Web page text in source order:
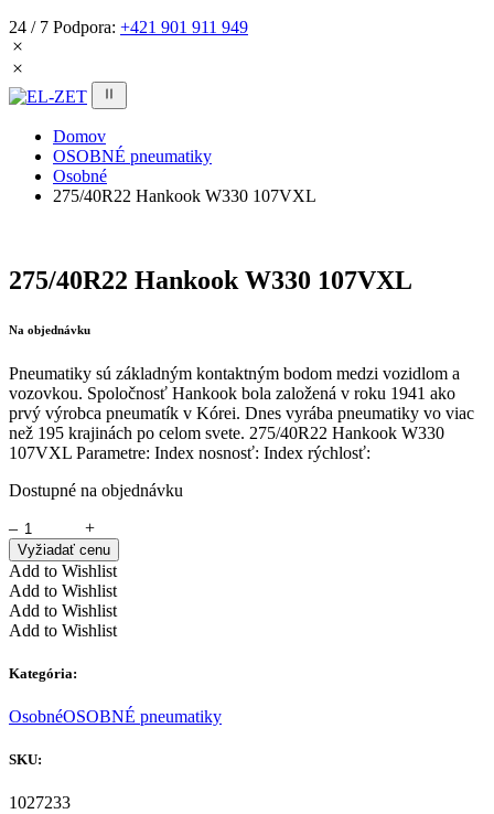
24 / 7 Podpora: +421 901 911 949
Domov
OSOBNÉ pneumatiky
Osobné
275/40R22 Hankook W330 107VXL
275/40R22 Hankook W330 107VXL
Na objednávku
Pneumatiky sú základným kontaktným bodom medzi vozidlom a
vozovkou. Spoločnosť Hankook bola založená v roku 1941 ako
prvý výrobca pneumatík v Kórei. Dnes vyrába pneumatiky vo viac
než 195 krajinách po celom svete. 275/40R22 Hankook W330
107VXL Parametre: Index nosnosť: Index rýchlosť:
Dostupné na objednávku
–
+
Vyžiadať cenu
Add to Wishlist
Add to Wishlist
Add to Wishlist
Add to Wishlist
Kategória:
OsobnéOSOBNÉ pneumatiky
SKU:
1027233